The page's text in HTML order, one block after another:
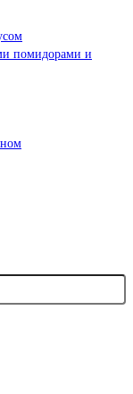
помидорами и